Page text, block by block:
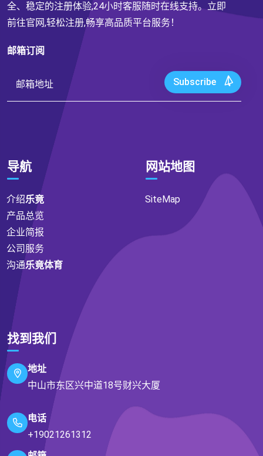
全、稳定的注册体验,24小时客服随时在线支持。立即
前往官网,轻松注册,畅享高品质平台服务！
邮箱订阅
Subscribe
导航
介绍乐竟
产品总览
企业简报
公司服务
沟通乐竟体育
网站地图
SiteMap
找到我们
地址
中山市东区兴中道18号财兴大厦
电话
+19021261312